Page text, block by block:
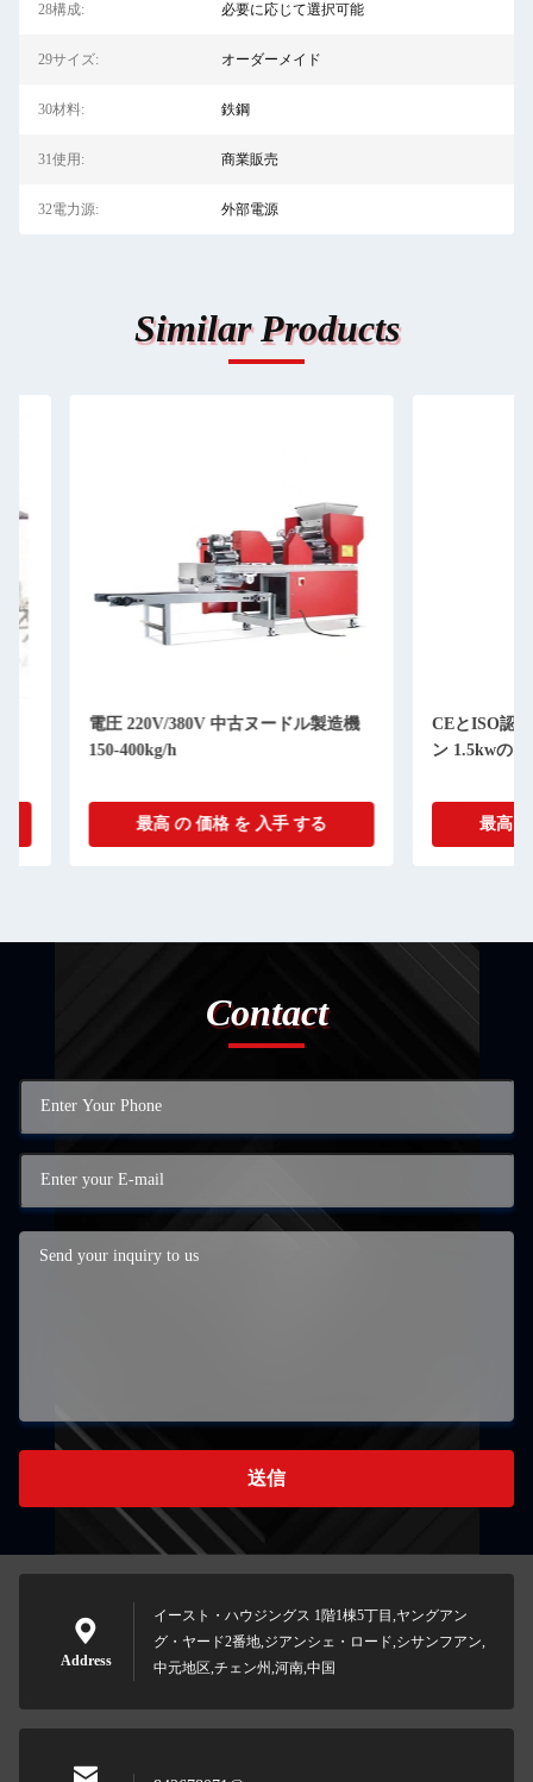
28構成: 必要に応じて選択可能
29サイズ: オーダーメイド
30材料: 鉄鋼
31使用: 商業販売
32電力源: 外部電源
Similar Products
電圧 220V/380V 中古ヌードル製造機
150-400kg/h
最高 の 価格 を 入手 する
CEとISO認証を持
ン 1.5kwの電力
最高 の 価格
Contact
送信
Address
イースト・ハウジングス 1階1棟5丁目,ヤングアン
グ・ヤード2番地,ジアンシェ・ロード,シサンフアン,
中元地区,チェン州,河南,中国